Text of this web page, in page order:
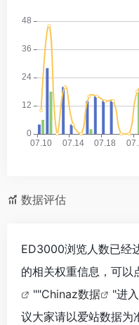
数据评估
ED3000浏览人数已经
的相关权重信息，可以
""Chinaz数据
"进
议大家请以爱站数据为